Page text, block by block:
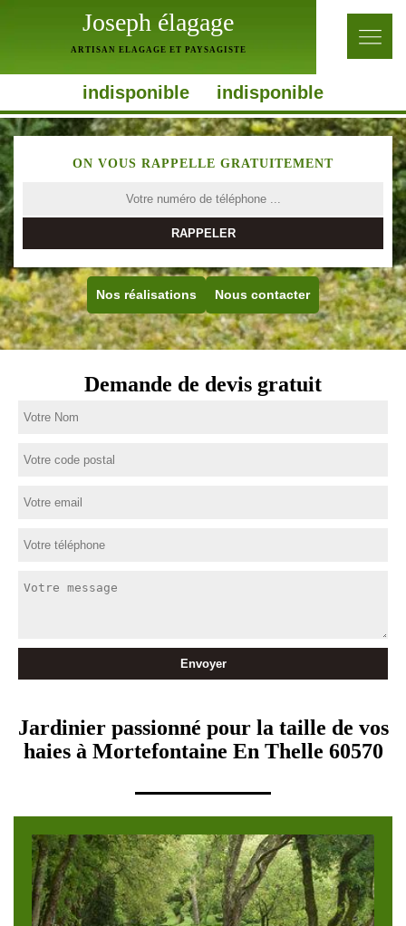
Joseph élagage
ARTISAN ELAGAGE ET PAYSAGISTE
indisponible indisponible
ON VOUS RAPPELLE GRATUITEMENT
Nos réalisations Nous contacter
Demande de devis gratuit
Jardinier passionné pour la taille de vos
haies à Mortefontaine En Thelle 60570